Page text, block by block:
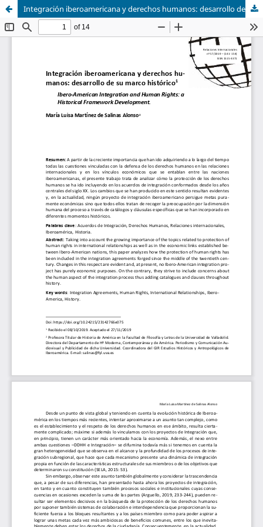
Integración iberoamericana y derechos humanos: desarrollo de su marco histórico